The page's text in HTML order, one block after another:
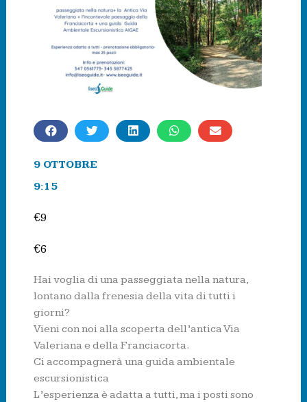
9 OTTOBRE
9:15
€9
€6
Hai voglia di una passeggiata nella natura,
lontano dalla frenesia della vita di tutti i
giorni?
Vieni con noi alla scoperta dell’antica Via
Valeriana e della Franciacorta.
Ci accompagnerà una guida ambientale
escursionistica
L’esperienza è adatta a tutti, ma i posti sono